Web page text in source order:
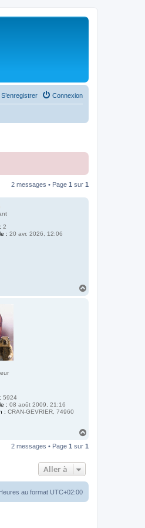
Connexion
S’enregistrer
2 messages • Page 1 sur 1
2
: 20 avr. 2026, 12:06
5924
: 08 août 2009, 21:16
: CRAN-GEVRIER, 74960
u
2 messages • Page 1 sur 1
Aller à
au format UTC+02:00